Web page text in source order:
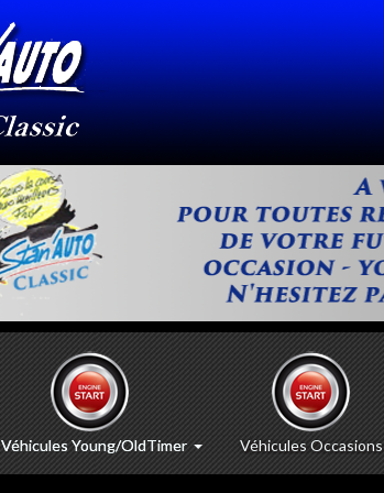
Véhicules Young/OldTimer Véhicules Occasions